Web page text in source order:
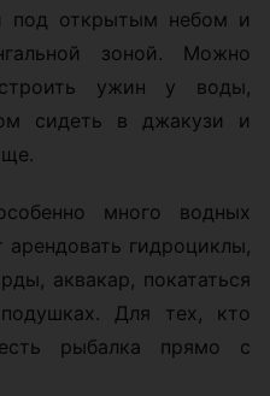
под открытым небом и
зоной. Можно
ужин у воды,
сидеть в джакузи и
много водных
арендовать гидроциклы,
аквакар, покататься
Для тех, кто
рыбалка прямо с